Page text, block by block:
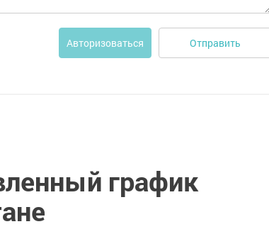
Авторизоваться Отправить
график